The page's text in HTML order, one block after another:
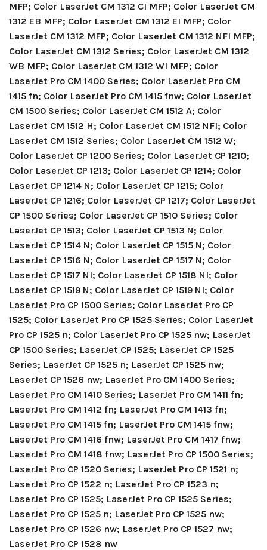
MFP; Color LaserJet CM 1312 CI MFP; Color LaserJet CM
1312 EB MFP; Color LaserJet CM 1312 EI MFP; Color
LaserJet CM 1312 MFP; Color LaserJet CM 1312 NFI MFP;
Color LaserJet CM 1312 Series; Color LaserJet CM 1312
WB MFP; Color LaserJet CM 1312 WI MFP; Color
LaserJet Pro CM 1400 Series; Color LaserJet Pro CM
1415 fn; Color LaserJet Pro CM 1415 fnw; Color LaserJet
CM 1500 Series; Color LaserJet CM 1512 A; Color
LaserJet CM 1512 H; Color LaserJet CM 1512 NFI; Color
LaserJet CM 1512 Series; Color LaserJet CM 1512 W;
Color LaserJet CP 1200 Series; Color LaserJet CP 1210;
Color LaserJet CP 1213; Color LaserJet CP 1214; Color
LaserJet CP 1214 N; Color LaserJet CP 1215; Color
LaserJet CP 1216; Color LaserJet CP 1217; Color LaserJet
CP 1500 Series; Color LaserJet CP 1510 Series; Color
LaserJet CP 1513; Color LaserJet CP 1513 N; Color
LaserJet CP 1514 N; Color LaserJet CP 1515 N; Color
LaserJet CP 1516 N; Color LaserJet CP 1517 N; Color
LaserJet CP 1517 NI; Color LaserJet CP 1518 NI; Color
LaserJet CP 1519 N; Color LaserJet CP 1519 NI; Color
LaserJet Pro CP 1500 Series; Color LaserJet Pro CP
1525; Color LaserJet Pro CP 1525 Series; Color LaserJet
Pro CP 1525 n; Color LaserJet Pro CP 1525 nw; LaserJet
CP 1500 Series; LaserJet CP 1525; LaserJet CP 1525
Series; LaserJet CP 1525 n; LaserJet CP 1525 nw;
LaserJet CP 1526 nw; LaserJet Pro CM 1400 Series;
LaserJet Pro CM 1410 Series; LaserJet Pro CM 1411 fn;
LaserJet Pro CM 1412 fn; LaserJet Pro CM 1413 fn;
LaserJet Pro CM 1415 fn; LaserJet Pro CM 1415 fnw;
LaserJet Pro CM 1416 fnw; LaserJet Pro CM 1417 fnw;
LaserJet Pro CM 1418 fnw; LaserJet Pro CP 1500 Series;
LaserJet Pro CP 1520 Series; LaserJet Pro CP 1521 n;
LaserJet Pro CP 1522 n; LaserJet Pro CP 1523 n;
LaserJet Pro CP 1525; LaserJet Pro CP 1525 Series;
LaserJet Pro CP 1525 n; LaserJet Pro CP 1525 nw;
LaserJet Pro CP 1526 nw; LaserJet Pro CP 1527 nw;
LaserJet Pro CP 1528 nw